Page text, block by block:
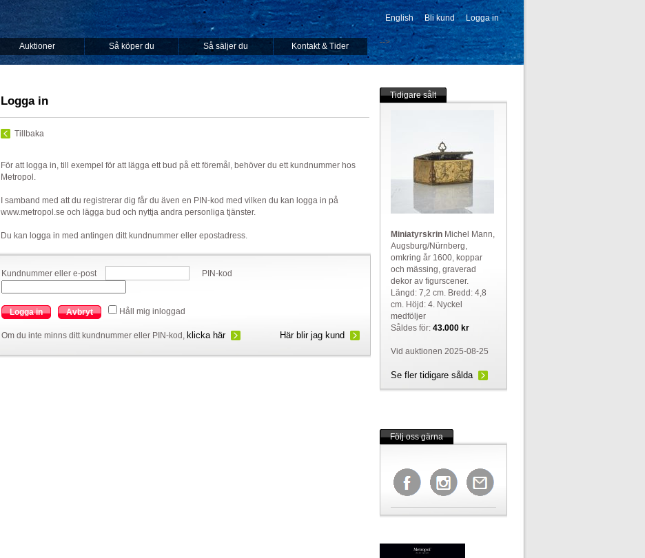
Auktioner Så köper du Så säljer du Kontakt & Tider
English Bli kund Logga in
-->
Logga in
Tillbaka
För att logga in, till exempel för att lägga ett bud på ett föremål, behöver du ett kundnummer hos
Metropol.
I samband med att du registrerar dig får du även en PIN-kod med vilken du kan logga in på
www.metropol.se och lägga bud och nyttja andra personliga tjänster.
Du kan logga in med antingen ditt kundnummer eller epostadress.
Kundnummer eller e-post PIN-kod
Logga in Avbryt Håll mig inloggad
Om du inte minns ditt kundnummer eller PIN-kod, klicka här Här blir jag kund
Tidigare sålt
MiniatyrskrinMichel Mann,
Augsburg/Nürnberg,
omkring år 1600, koppar
och mässing, graverad
dekor av figurscener.
Längd: 7,2 cm. Bredd: 4,8
cm. Höjd: 4. Nyckel
medföljer
Såldes för: 43.000 kr
Vid auktionen 2025-08-25
Se fler tidigare sålda
Följ oss gärna